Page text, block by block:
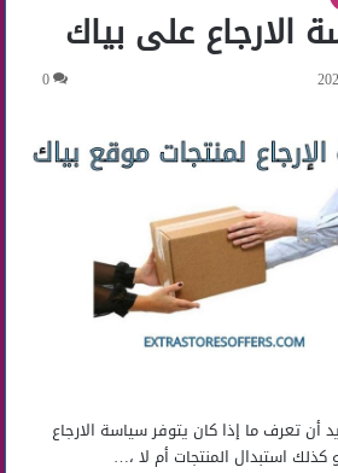
الارجاع على بياك
0
أن تعرف ما إذا كان يتوفر سياسة الارجاع
استبدال المنتجات أم لا ،…